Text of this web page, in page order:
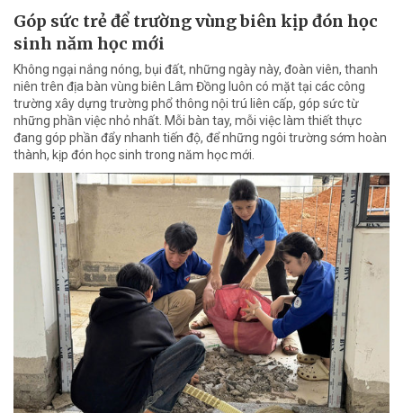
Góp sức trẻ để trường vùng biên kịp đón học
sinh năm học mới
Không ngại nắng nóng, bụi đất, những ngày này, đoàn viên, thanh
niên trên địa bàn vùng biên Lâm Đồng luôn có mặt tại các công
trường xây dựng trường phổ thông nội trú liên cấp, góp sức từ
những phần việc nhỏ nhất. Mỗi bàn tay, mỗi việc làm thiết thực
đang góp phần đẩy nhanh tiến độ, để những ngôi trường sớm hoàn
thành, kịp đón học sinh trong năm học mới.